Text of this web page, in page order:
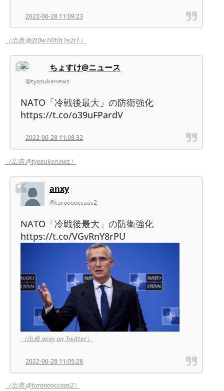
2022-06-28 11:09:23
（出典 @2t0w1i0t0t1e2r1）
ちょすけ@ニュース
@tyosukenews
NATO「冷戦後最大」の防衛強化
https://t.co/o39uFPardV
2022-06-28 11:08:32
（出典 @tyosukenews）
anxy
@tarooooccaas2
NATO「冷戦後最大」の防衛強化
https://t.co/VGvRnY8rPU
（出典 anxy on Twitter）
2022-06-28 11:05:28
（出典 @tarooooccaas2）